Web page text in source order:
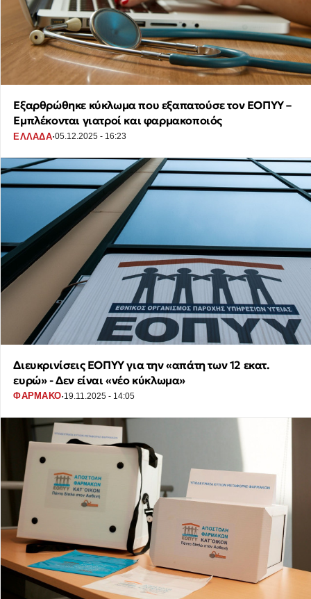
Εξαρθρώθηκε κύκλωμα που εξαπατούσε τον ΕΟΠΥΥ –
Εμπλέκονται γιατροί και φαρμακοποιός
ΕΛΛΑΔΑ·05.12.2025 - 16:23
Διευκρινίσεις ΕΟΠΥΥ για την «απάτη των 12 εκατ.
ευρώ» - Δεν είναι «νέο κύκλωμα»
ΦΑΡΜΑΚΟ·19.11.2025 - 14:05